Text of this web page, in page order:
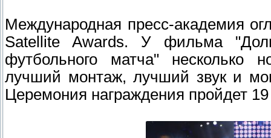
Международная пресс-академия
Satellite Awards. У фильма
футбольного матча" несколько
лучший монтаж, лучший звук и
Церемония награждения пройдет